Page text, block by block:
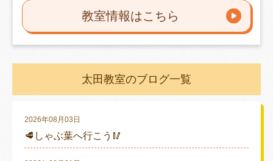
教室情報はこちら
太田教室のブログ一覧
2026年08月03日
🥩しゃぶ葉へ行こう🥢